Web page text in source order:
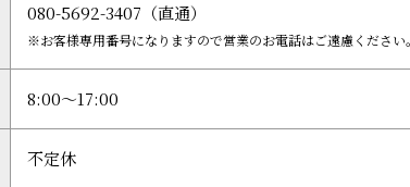
080-5692-3407（直通）
※お客様専用番号になりますので営業のお電話はご遠慮ください
8:00～17:00
不定休